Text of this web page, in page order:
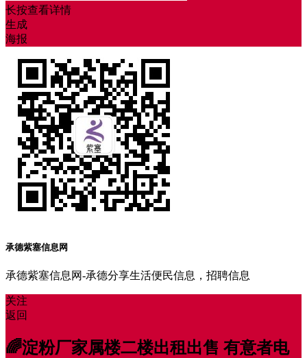
长按查看详情
生成
海报
承德紫塞信息网
承德紫塞信息网-承德分享生活便民信息，招聘信息
关注
返回
🌈淀粉厂家属楼二楼出租出售 有意者电